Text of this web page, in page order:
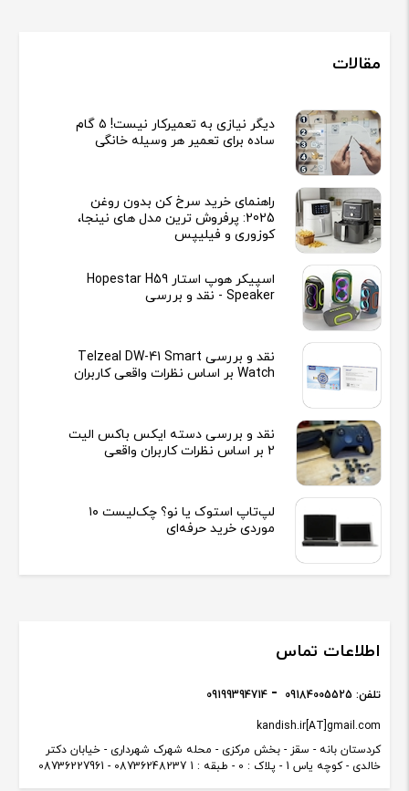
مقالات
دیگر نیازی به تعمیرکار نیست! ۵ گام
ساده برای تعمیر هر وسیله خانگی
راهنمای خرید سرخ کن بدون روغن
2025: پرفروش ترین مدل های نینجا،
کوزوری و فیلیپس
اسپیکر هوپ استار Hopestar H59
Speaker - نقد و بررسی
نقد و بررسی Telzeal DW-41 Smart
Watch بر اساس نظرات واقعی کاربران
نقد و بررسی دسته ایکس باکس الیت
2 بر اساس نظرات کاربران واقعی
لپ‌تاپ استوک یا نو؟ چک‌لیست ۱۰
موردی خرید حرفه‌ای
اطلاعات تماس
کردستان بانه - سقز - بخش مرکزی - محله شهرک شهرداری - خیابان دکتر
خالدی - کوچه یاس 1 - پلاک : 0 - طبقه : 1 08736248237 - 08736227961
kandish.ir[AT]gmail.com
تلفن: 09184005525
09199394714